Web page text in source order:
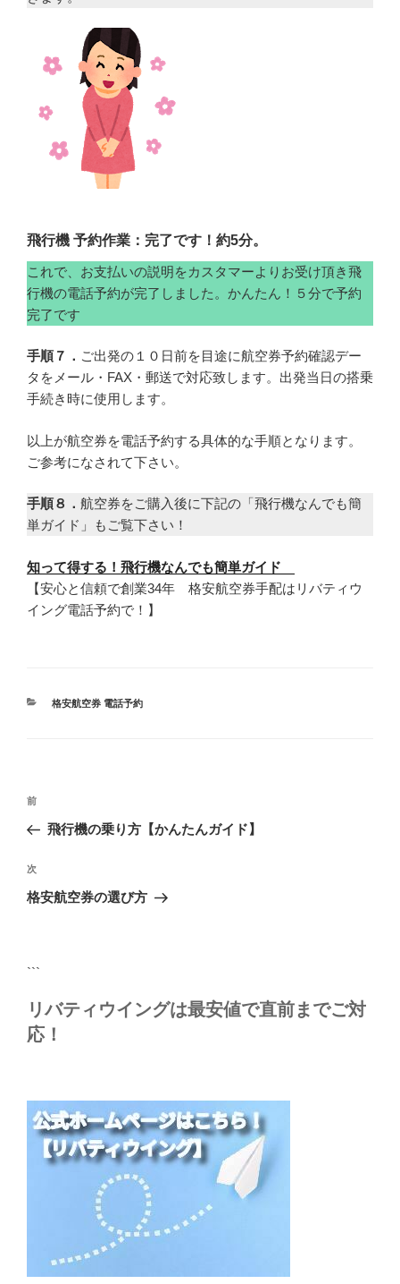
飛行機 予約作業：完了です！約5分。
これで、お支払いの説明をカスタマーよりお受け頂き飛
行機の電話予約が完了しました。かんたん！５分で予約
完了です
手順７． ご出発の１０日前を目途に航空券予約確認デー
タをメール・FAX・郵送で対応致します。出発当日の搭乗
手続き時に使用します。
以上が航空券を電話予約する具体的な手順となります。
ご参考になされて下さい。
手順８． 航空券をご購入後に下記の「飛行機なんでも簡
単ガイド」もご覧下さい！
知って得する！飛行機なんでも簡単ガイド
【安心と信頼で創業34年 格安航空券手配はリバティウ
イング電話予約で！】
カ
格安航空券 電話予約
投
ナ
ビ
ゲ
ョ
前
の
稿
前
飛行機の乗り方【かんたんガイド】
次
の
次
格安航空券の選び方
```
リバティウイングは最安値で直前までご対
応！